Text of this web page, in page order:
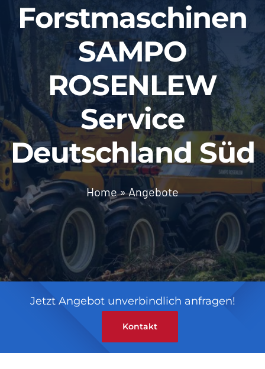
Kontakt
Partner: Forstbetrieb Tränkl
Forstmaschinen
SAMPO
ROSENLEW
Service
Deutschland Süd
Home»Angebote
Jetzt Angebot unverbindlich anfragen!
Kontakt